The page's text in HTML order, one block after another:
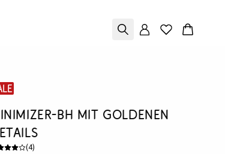
BH mit goldenen
(4)